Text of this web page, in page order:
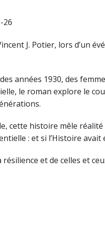
26
J. Potier, lors d’un
années 1930, des
le roman explore le
cette histoire mêle
: et si l’Histoire avait
et de celles et